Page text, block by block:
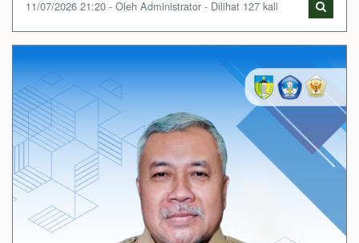
11/07/2026 21:20 - Oleh Administrator - Dilihat 127 kali